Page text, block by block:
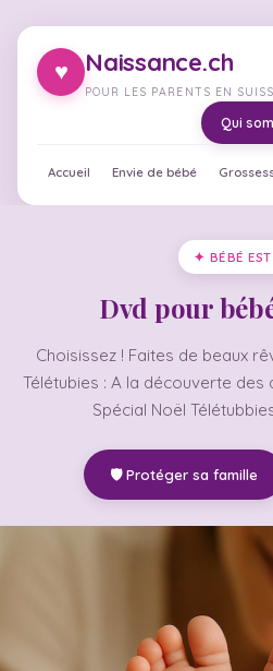
♥ Naissance.ch
POUR LES PARENTS EN
Accueil Envie de bébé
Qui
✦ BÉBÉ
Dvd pour
Choisissez ! Faites de beaux
Télétubies : A la découverte des
Spécial Noël
🛡️ Protéger sa famille